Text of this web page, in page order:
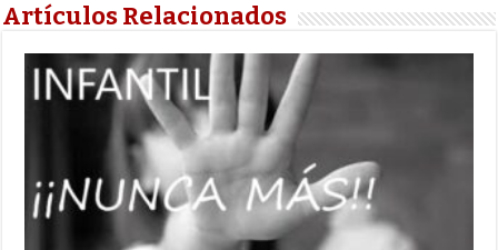
Artículos Relacionados